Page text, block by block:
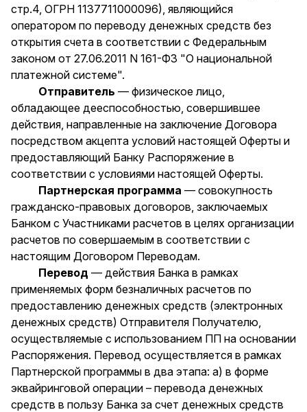
стр.4, ОГРН 1137711000096), являющийся
оператором по переводу денежных средств без
открытия счета в соответствии с Федеральным
законом от 27.06.2011 N 161-ФЗ "О национальной
платежной системе".
Отправитель — физическое лицо,
обладающее дееспособностью, совершившее
действия, направленные на заключение Договора
посредством акцепта условий настоящей Оферты и
предоставляющий Банку Распоряжение в
соответствии с условиями настоящей Оферты.
Партнерская программа — совокупность
гражданско-правовых договоров, заключаемых
Банком с Участниками расчетов в целях организации
расчетов по совершаемым в соответствии с
настоящим Договором Переводам.
Перевод — действия Банка в рамках
применяемых форм безналичных расчетов по
предоставлению денежных средств (электронных
денежных средств) Отправителя Получателю,
осуществляемые с использованием ПП на основании
Распоряжения. Перевод осуществляется в рамках
Партнерской программы в два этапа: а) в форме
эквайринговой операции – перевода денежных
средств в пользу Банка за счет денежных средств